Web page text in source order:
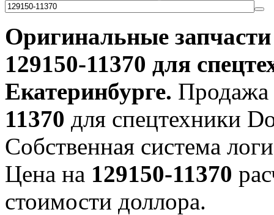
Оригинальные
129150-11370 для
Екатеринбурге. Продажа
11370 для спецтехники
Собственная система
Цена на 129150-11370
стоимости доллора.